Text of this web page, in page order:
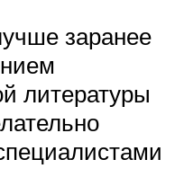
заранее
литературы